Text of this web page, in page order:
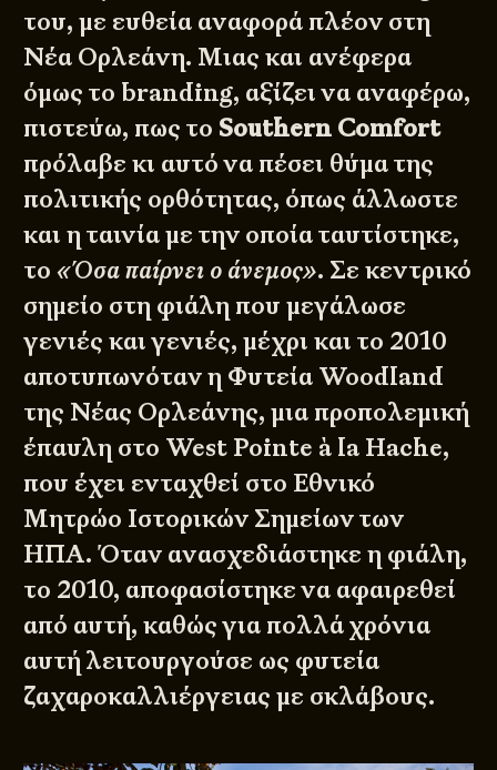
του, με ευθεία αναφορά πλέον στη
Νέα Ορλεάνη. Μιας και ανέφερα
όμως το branding, αξίζει να αναφέρω,
πιστεύω, πως το Southern Comfort
πρόλαβε κι αυτό να πέσει θύμα της
πολιτικής ορθότητας, όπως άλλωστε
και η ταινία με την οποία ταυτίστηκε,
το«Όσα παίρνει ο άνεμος». Σε κεντρικό
σημείο στη φιάλη που μεγάλωσε
γενιές και γενιές, μέχρι και το 2010
αποτυπωνόταν η Φυτεία Woodland
της Νέας Ορλεάνης, μια προπολεμική
έπαυλη στο West Pointe à la Hache,
που έχει ενταχθεί στο Εθνικό
Μητρώο Ιστορικών Σημείων των
ΗΠΑ. Όταν ανασχεδιάστηκε η φιάλη,
το 2010, αποφασίστηκε να αφαιρεθεί
από αυτή, καθώς για πολλά χρόνια
αυτή λειτουργούσε ως φυτεία
ζαχαροκαλλιέργειας με σκλάβους.